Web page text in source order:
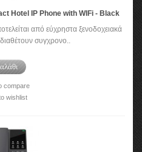
Hotel IP Phone with WIFi - Black
από εύχρηστα ξενοδοχειακά
συγχρονο..
compare
wishlist